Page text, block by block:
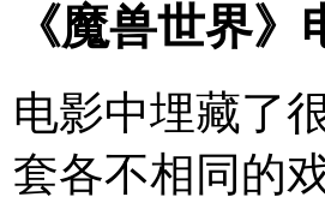
《魔兽世界
电影中埋藏了
套各不相同的